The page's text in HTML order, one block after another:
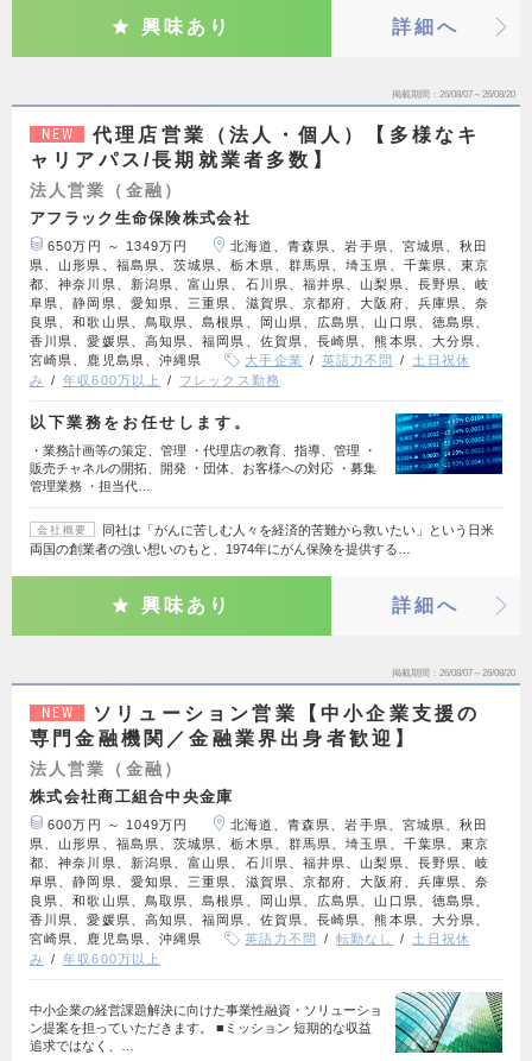
興味あり 詳細へ
掲載期間 26/08/07～26/08/20
NEW
代理店営業（法人・個人）【多様なキ
ャリアパス/長期就業者多数】
法人営業（金融）
アフラック生命保険株式会社
650万円 ～ 1349万円
北海道、青森県、岩手県、宮城県、秋田
県、山形県、福島県、茨城県、栃木県、群馬県、埼玉県、千葉県、東京
都、神奈川県、新潟県、富山県、石川県、福井県、山梨県、長野県、岐
阜県、静岡県、愛知県、三重県、滋賀県、京都府、大阪府、兵庫県、奈
良県、和歌山県、鳥取県、島根県、岡山県、広島県、山口県、徳島県、
香川県、愛媛県、高知県、福岡県、佐賀県、長崎県、熊本県、大分県、
宮崎県、鹿児島県、沖縄県
大手企業 英語力不問
土日祝休
み
年収600万以上 フレックス勤務
以下業務をお任せします。
・業務計画等の策定、管理 ・代理店の教育、指導、管理 ・
販売チャネルの開拓、開発 ・団体、お客様への対応 ・募集
管理業務 ・担当代…
会社概要
同社は「がんに苦しむ人々を経済的苦難から救いたい」という日米
両国の創業者の強い想いのもと、1974年にがん保険を提供する…
興味あり 詳細へ
掲載期間 26/08/07～26/08/20
NEW
ソリューション営業【中小企業支援の
専門金融機関／金融業界出身者歓迎】
法人営業（金融）
株式会社商工組合中央金庫
600万円 ～ 1049万円
北海道、青森県、岩手県、宮城県、秋田
県、山形県、福島県、茨城県、栃木県、群馬県、埼玉県、千葉県、東京
都、神奈川県、新潟県、富山県、石川県、福井県、山梨県、長野県、岐
阜県、静岡県、愛知県、三重県、滋賀県、京都府、大阪府、兵庫県、奈
良県、和歌山県、鳥取県、島根県、岡山県、広島県、山口県、徳島県、
香川県、愛媛県、高知県、福岡県、佐賀県、長崎県、熊本県、大分県、
宮崎県、鹿児島県、沖縄県
英語力不問 転勤なし
土日祝休
み
年収600万以上
中小企業の経営課題解決に向けた事業性融資・ソリューショ
ン提案を担っていただきます。 ■ミッション 短期的な収益
追求ではなく、…